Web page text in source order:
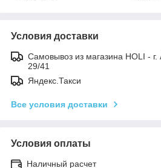
Условия доставки
Самовывоз из магазина HOLI -
29/41
Яндекс.Такси
Все условия доставки
Условия оплаты
Наличный расчет